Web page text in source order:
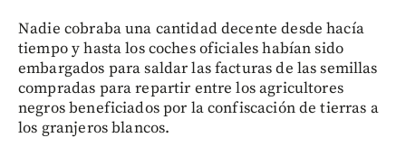
Nadie cobraba una cantidad decente desde hacía
tiempo y hasta los coches oficiales habían sido
embargados para saldar las facturas de las semillas
compradas para repartir entre los agricultores
negros beneficiados por la confiscación de tierras a
los granjeros blancos.